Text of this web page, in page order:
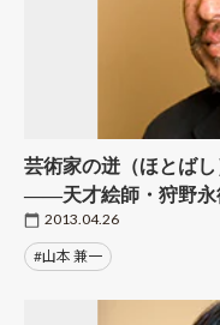
芸術家の迸（ほとば
――天才絵師・狩野永
2013.04.26
#山本 兼一